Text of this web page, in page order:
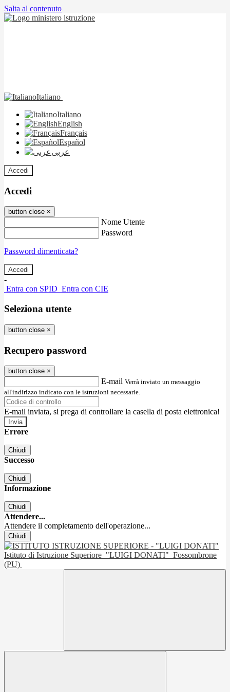
Salta al contenuto
Italiano
Italiano
English
Français
Español
عربى
Accedi
Accedi
button close ×
Nome Utente
Password
Password dimenticata?
-
Entra con SPID Entra con CIE
Seleziona utente
button close ×
Recupero password
button close ×
E-mail Verrà inviato un messaggio
all'indirizzo indicato con le istruzioni necessarie.
E-mail inviata, si prega di controllare la casella di posta elettronica!
Errore
Chiudi
Successo
Chiudi
Informazione
Chiudi
Attendere...
Attendere il completamento dell'operazione...
Chiudi
Istituto di Istruzione Superiore "LUIGI DONATI" Fossombrone
(PU)